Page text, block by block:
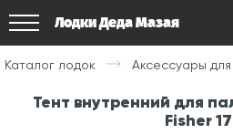
Лодки Деда Мазая
Каталог лодок Аксессуары
Тент внутренний для
Fisher